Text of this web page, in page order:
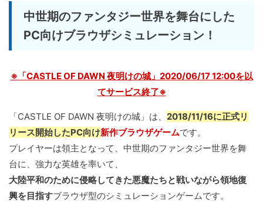
中世期のファンタジー世界を舞台にした
PC向けブラウザシミュレーション！
※「CASTLE OF DAWN 夜明けの城」2020/06/17 12:00を以
てサービス終了※
「CASTLE OF DAWN 夜明けの城」は、 2018/11/16に正式リ
リース開始したPC向け新作ブラウザゲームです。
プレイヤーは領主となって、中世期のファンタジー世界を舞
台に、強力な英雄を率いて、
大陸平和のために侵略してきた悪魔たちと戦いながら領地復
興を目指すブラウザ型のシミュレーションゲームです。